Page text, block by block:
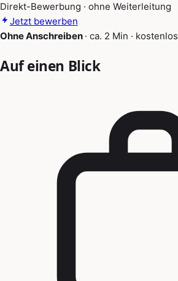
Direkt-Bewerbung · ohne Weiterleitung
Jetzt bewerben
Ohne Anschreiben · ca. 2 Min · kostenlos
Auf einen Blick